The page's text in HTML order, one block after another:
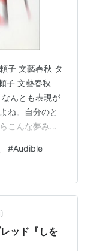
子 文藝春秋 タ
子 文藝春秋
んとも表現が
ね。自分のと
こんな夢みた
ない。あっち
膨らませたり
は好みが分か
に描き出され
止めきれない
#Audible
ッド『しを